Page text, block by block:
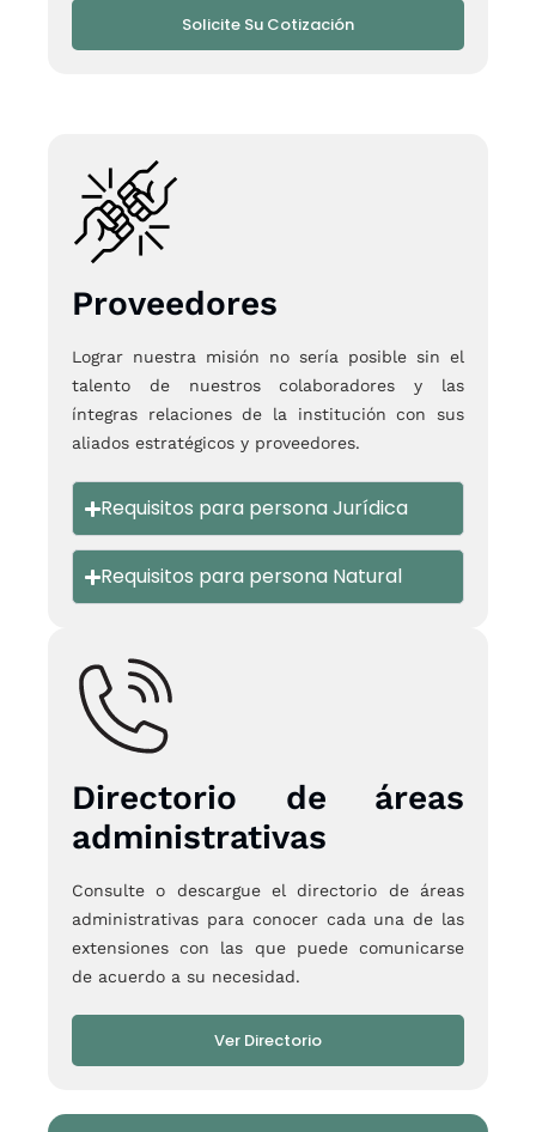
Solicite Su Cotización
Proveedores
Lograr nuestra misión no sería posible sin el
talento de nuestros colaboradores y las
íntegras relaciones de la institución con sus
aliados estratégicos y proveedores.
Requisitos para persona Jurídica
Requisitos para persona Natural
Directorio de áreas
administrativas
Consulte o descargue el directorio de áreas
administrativas para conocer cada una de las
extensiones con las que puede comunicarse
de acuerdo a su necesidad.
Ver Directorio